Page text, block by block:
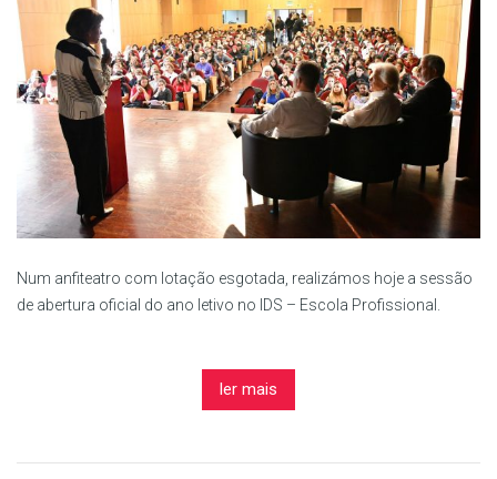
Num anfiteatro com lotação esgotada, realizámos hoje a sessão
de abertura oficial do ano letivo no IDS – Escola Profissional.
ler mais